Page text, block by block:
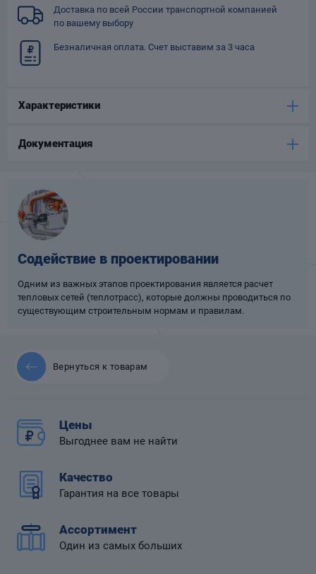
Доставка по всей России транспортной компанией
по вашему выбору
Безналичная оплата. Счет выставим за 3 часа
Характеристики
Документация
Содействие в проектировании
Одним из важных этапов проектирования является расчет
тепловых сетей (теплотрасс), которые должны проводиться по
существующим строительным нормам и правилам.
Вернуться к товарам
Цены
Выгоднее вам не найти
Качество
Гарантия на все товары
Ассортимент
Один из самых больших
трубопроводов
Компенсаторы